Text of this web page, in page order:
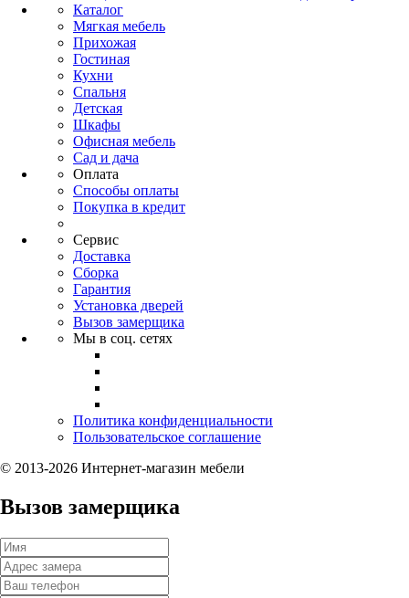
Каталог
Мягкая мебель
Прихожая
Гостиная
Кухни
Спальня
Детская
Шкафы
Офисная мебель
Сад и дача
Оплата
Способы оплаты
Покупка в кредит
Сервис
Доставка
Сборка
Гарантия
Установка дверей
Вызов замерщика
Мы в соц. сетях
Политика конфиденциальности
Пользовательское соглашение
© 2013-2026 Интернет-магазин мебели
Вызов замерщика